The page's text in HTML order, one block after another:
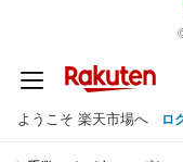
ようこそ 楽天市場へ ロ